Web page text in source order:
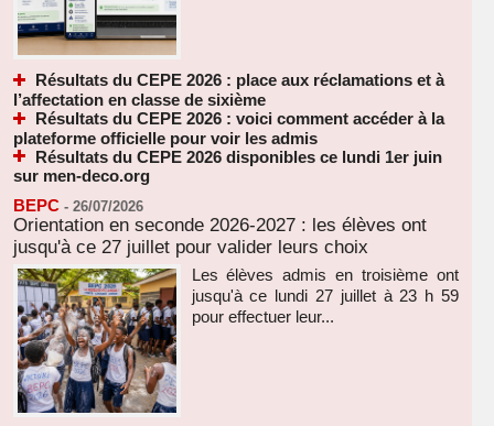
Résultats du CEPE 2026 : place aux réclamations et à
l’affectation en classe de sixième
Résultats du CEPE 2026 : voici comment accéder à la
plateforme officielle pour voir les admis
Résultats du CEPE 2026 disponibles ce lundi 1er juin
sur men-deco.org
BEPC - 26/07/2026
Orientation en seconde 2026-2027 : les élèves ont
jusqu'à ce 27 juillet pour valider leurs choix
Les élèves admis en troisième ont
jusqu'à ce lundi 27 juillet à 23 h 59
pour effectuer leur...